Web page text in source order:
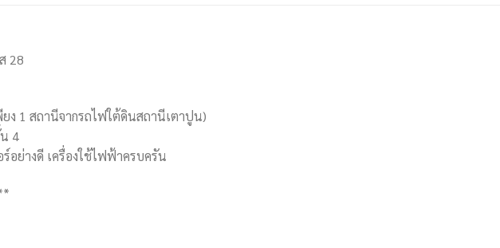
28
ง 1 สถานีจากรถไฟใต้ดินสถานีเตาปูน)
4
อย่างดี เครื่องใช้ไฟฟ้าครบครัน